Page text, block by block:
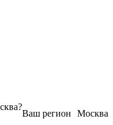
Москва
Ваш регион
?